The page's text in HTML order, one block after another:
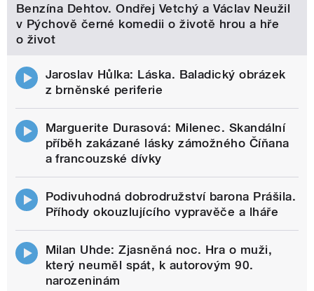
Benzína Dehtov. Ondřej Vetchý a Václav Neužil
v Pýchově černé komedii o životě hrou a hře
o život
Jaroslav Hůlka: Láska. Baladický obrázek
z brněnské periferie
Marguerite Durasová: Milenec. Skandální
příběh zakázané lásky zámožného Číňana
a francouzské dívky
Podivuhodná dobrodružství barona Prášila.
Příhody okouzlujícího vypravěče a lháře
Milan Uhde: Zjasněná noc. Hra o muži,
který neuměl spát, k autorovým 90.
narozeninám